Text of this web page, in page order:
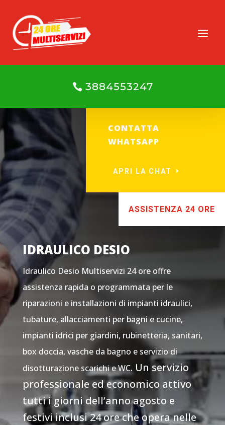
3884553247
CONTATTA
WHATSAPP
APRI LA CHAT
ASSISTENZA 24 ORE
IDRAULICO DESIO
Idraulico Desio Multiservizi 24 ore offre
assistenza rapida o programmata per le
riparazioni e installazioni di impianti idraulici,
tubature, allacciamenti per bagni e cucine,
impianti idrici per giardini, rubinetteria, sanitari,
box doccia, vasche da bagno e servizio di
disotturazione scarichi e WC. Un servizio
professionale ed economico attivo
tutti i giorni dell’anno agosto e
festivi inclusi 24 ore che opera nelle